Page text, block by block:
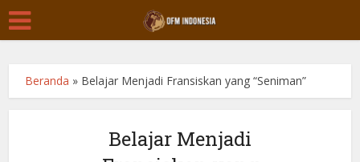
Beranda » Belajar Menjadi Fransiskan yang “Seniman”
Belajar Menjadi